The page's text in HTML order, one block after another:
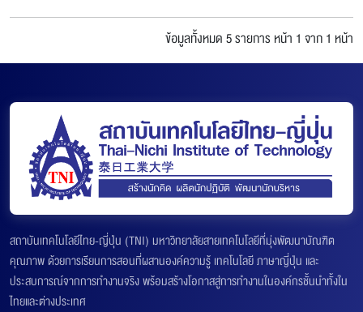
ข้อมูลทั้งหมด 5 รายการ หน้า 1 จาก 1 หน้า
สถาบันเทคโนโลยีไทย-ญี่ปุ่น (TNI) มหาวิทยาลัยสายเทคโนโลยีที่มุ่งพัฒนาบัณฑิต
คุณภาพ ด้วยการเรียนการสอนที่ผสานองค์ความรู้ เทคโนโลยี ภาษาญี่ปุ่น และ
ประสบการณ์จากการทำงานจริง พร้อมสร้างโอกาสสู่การทำงานในองค์กรชั้นนำทั้งใน
ไทยและต่างประเทศ